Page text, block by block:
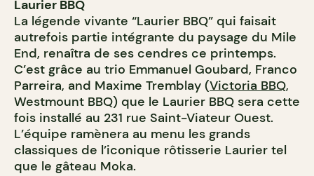
Laurier BBQ
La légende vivante “Laurier BBQ” qui faisait
autrefois partie intégrante du paysage du Mile
End, renaîtra de ses cendres ce printemps.
C’est grâce au trio Emmanuel Goubard, Franco
Parreira, and Maxime Tremblay (Victoria BBQ,
Westmount BBQ) que le Laurier BBQ sera cette
fois installé au 231 rue Saint-Viateur Ouest.
L’équipe ramènera au menu les grands
classiques de l’iconique rôtisserie Laurier tel
que le gâteau Moka.